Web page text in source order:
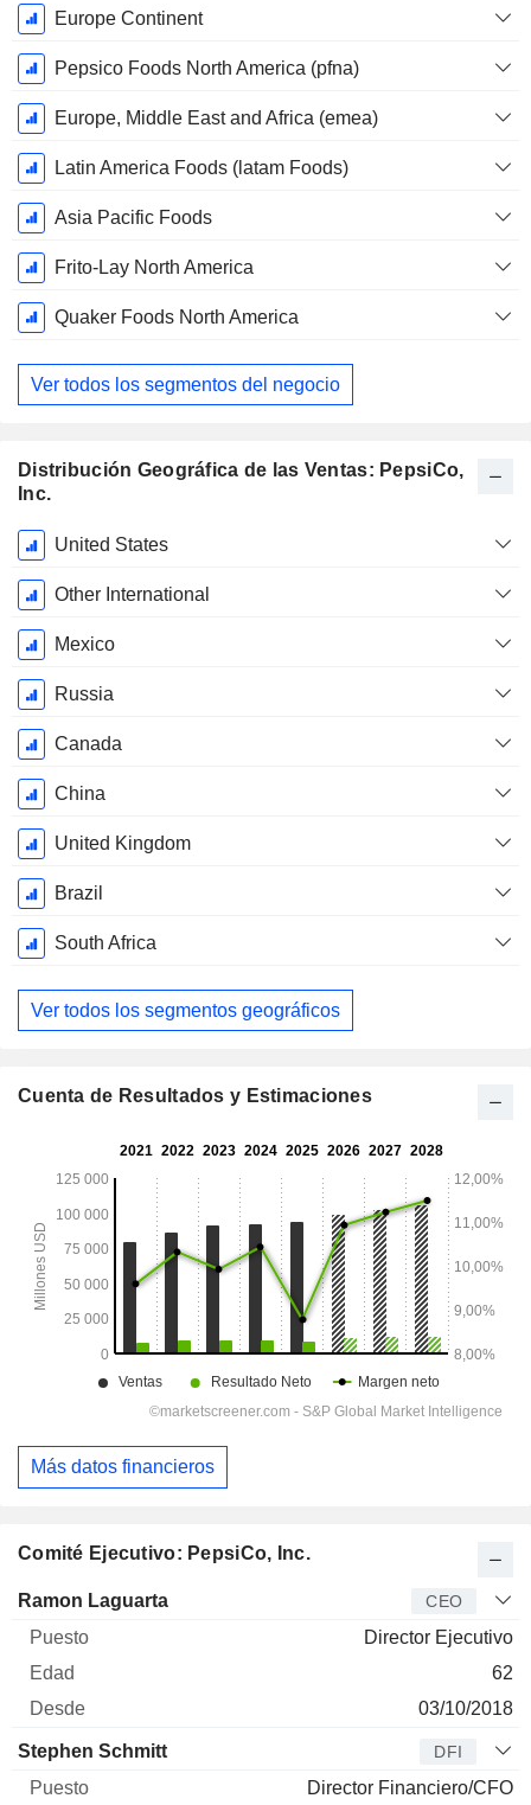
Europe Continent
Pepsico Foods North America (pfna)
Europe, Middle East and Africa (emea)
Latin America Foods (latam Foods)
Asia Pacific Foods
Frito-Lay North America
Quaker Foods North America
Ver todos los segmentos del negocio
Distribución Geográfica de las Ventas: PepsiCo,
Inc.
Período
fiscal:
Diciembre
United States
Other International
Mexico
Russia
Canada
China
United Kingdom
Brazil
South Africa
Ver todos los segmentos geográficos
Comité Ejecutivo: PepsiCo, Inc.
Director Puesto Edad
Ramon Laguarta CEO
Director Ejecutivo
62
03/10/2018
Stephen Schmitt DFI
Director Financiero/CFO
Cuenta de Resultados y Estimaciones
Más datos financieros